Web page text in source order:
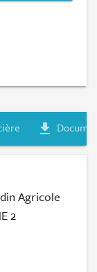
file_download
Agricole
2